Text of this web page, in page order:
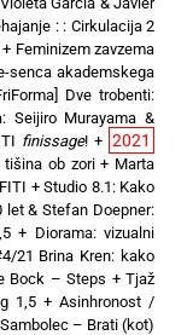
: : Cirkulacija 2
Feminizem zavzema
senca akademskega
Dve trobenti:
Seijiro Murayama &
finissage! + 2021
tišina ob zori+ Marta
+Studio 8.1: Kako
let & Stefan Doepner:
+ Diorama: vizualni
21 Brina Kren: kako
Bock – Steps +Tjaž
1,5 + Asinhronost /
– Brati (kot)